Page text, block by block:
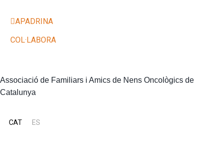
contingutAPADRINA
COL·LABORA
Associació de Familiars i Amics de Nens Oncològics de
Catalunya
CAT ES